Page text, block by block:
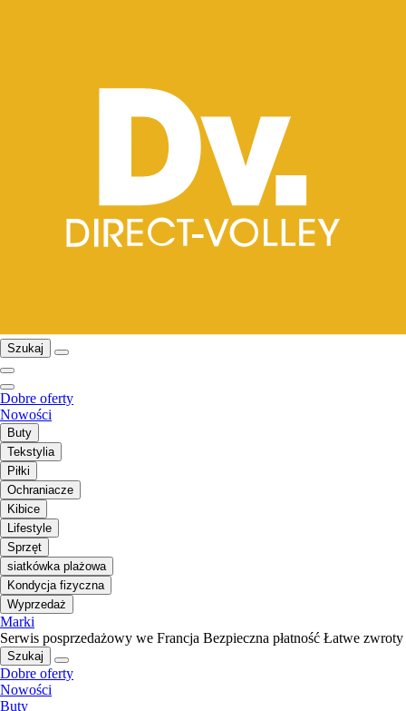
Szukaj
Dobre oferty
Nowości
Buty
Tekstylia
Piłki
Ochraniacze
Kibice
Lifestyle
Sprzęt
siatkówka plażowa
Kondycja fizyczna
Wyprzedaż
Marki
Serwis posprzedażowy we Francja Bezpieczna płatność Łatwe zwroty
Szukaj
Dobre oferty
Nowości
Buty